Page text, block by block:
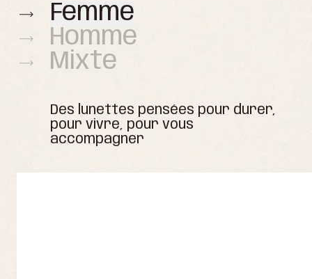
Femme
Homme
Mixte
Des lunettes pensées pour durer,
pour vivre, pour vous
accompagner